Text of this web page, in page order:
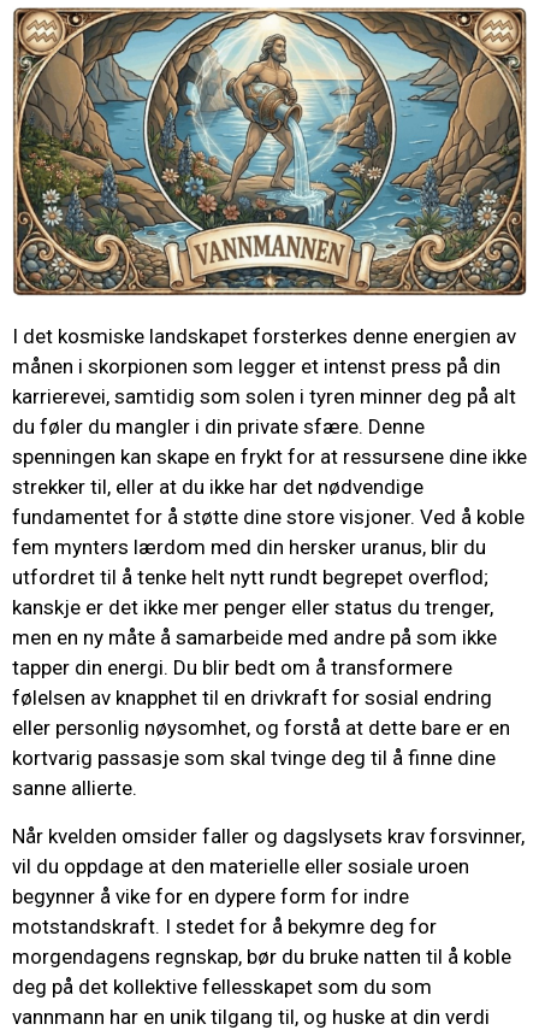
I det kosmiske landskapet forsterkes denne energien av
månen i skorpionen som legger et intenst press på din
karrierevei, samtidig som solen i tyren minner deg på alt
du føler du mangler i din private sfære. Denne
spenningen kan skape en frykt for at ressursene dine ikke
strekker til, eller at du ikke har det nødvendige
fundamentet for å støtte dine store visjoner. Ved å koble
fem mynters lærdom med din hersker uranus, blir du
utfordret til å tenke helt nytt rundt begrepet overflod;
kanskje er det ikke mer penger eller status du trenger,
men en ny måte å samarbeide med andre på som ikke
tapper din energi. Du blir bedt om å transformere
følelsen av knapphet til en drivkraft for sosial endring
eller personlig nøysomhet, og forstå at dette bare er en
kortvarig passasje som skal tvinge deg til å finne dine
sanne allierte.
Når kvelden omsider faller og dagslysets krav forsvinner,
vil du oppdage at den materielle eller sosiale uroen
begynner å vike for en dypere form for indre
motstandskraft. I stedet for å bekymre deg for
morgendagens regnskap, bør du bruke natten til å koble
deg på det kollektive fellesskapet som du som
vannmann har en unik tilgang til, og huske at din verdi